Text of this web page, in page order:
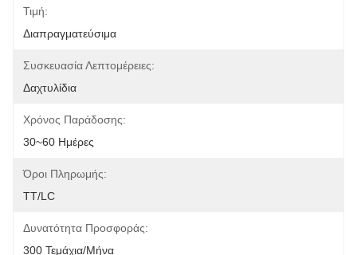
Τιμή:
Διαπραγματεύσιμα
Συσκευασία Λεπτομέρειες:
Δαχτυλίδια
Χρόνος Παράδοσης:
30~60 Ημέρες
Όροι Πληρωμής:
TT/LC
Δυνατότητα Προσφοράς:
300 Τεμάχια/μήνα